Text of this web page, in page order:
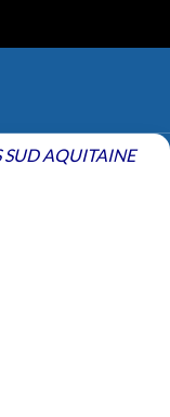
SUD AQUITAINE